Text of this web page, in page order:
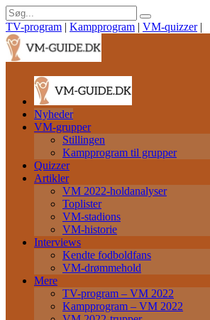
TV-program | Kampprogram | VM-quizzer |
Nyheder
VM-grupper
Stillingen
Kampprogram til grupper
Quizzer
Artikler
VM 2022-holdanalyser
Toplister
VM-stadions
VM-historie
Interviews
Kendte fodboldfans
VM-drømmehold
Mere
TV-program – VM 2022
Kampprogram – VM 2022